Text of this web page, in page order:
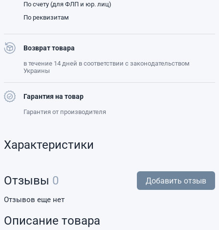
По счету (для ФЛП и юр. лиц)
По реквизитам
Возврат товара
в течение 14 дней в соответствии с законодательством
Украины
Гарантия на товар
Гарантия от производителя
Характеристики
Отзывы 0 Добавить отзыв
Отзывов еще нет
Описание товара